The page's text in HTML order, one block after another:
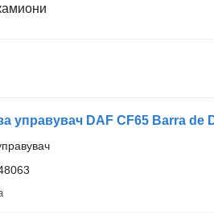
управувач DAF CF65 Barra de